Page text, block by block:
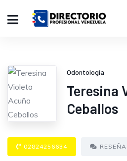
Odontología
Teresina
Ceballos
02824256634 RESEÑA